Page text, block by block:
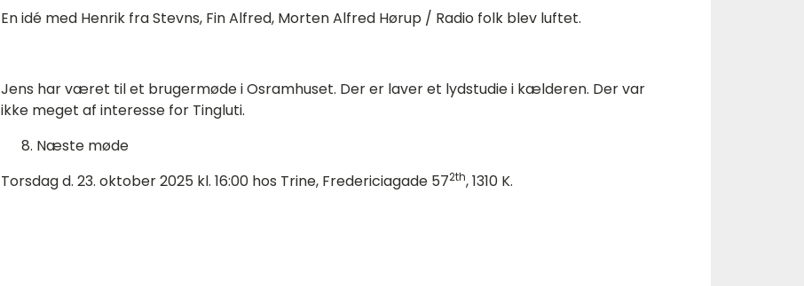
En idé med Henrik fra Stevns, Fin Alfred, Morten Alfred Hørup / Radio folk blev luftet.
Jens har været til et brugermøde i Osramhuset. Der er laver et lydstudie i kælderen. Der var
ikke meget af interesse for Tingluti.
Næste møde
Torsdag d. 23. oktober 2025 kl. 16:00 hos Trine, Fredericiagade 572th, 1310 K.